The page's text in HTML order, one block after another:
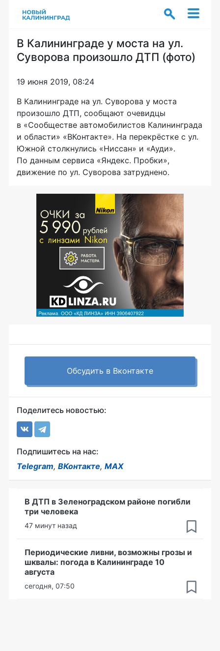
В Калининграде у моста на ул.
Суворова произошло ДТП (фото)
19 июня 2019, 08:24
В Калининграде на ул. Суворова у моста
произошло ДТП, сообщают очевидцы
в «Сообществе автомобилистов Калининграда
и области» «ВКонтакте». На перекрёстке с ул.
Южной столкнулись «Ниссан» и «Ауди».
По данным сервиса «Яндекс. Пробки»,
движение по ул. Суворова затруднено.
Обсудить в Вконтакте
Поделитесь новостью:
Подпишитесь на нас:
Telegram, ВКонтакте, MAX
В ДТП в Зеленоградском районе погибли
три человека
47 минут назад
Периодические ливни, возможны грозы и
шквалы: погода в Калининграде 10
августа
сегодня, 07:50